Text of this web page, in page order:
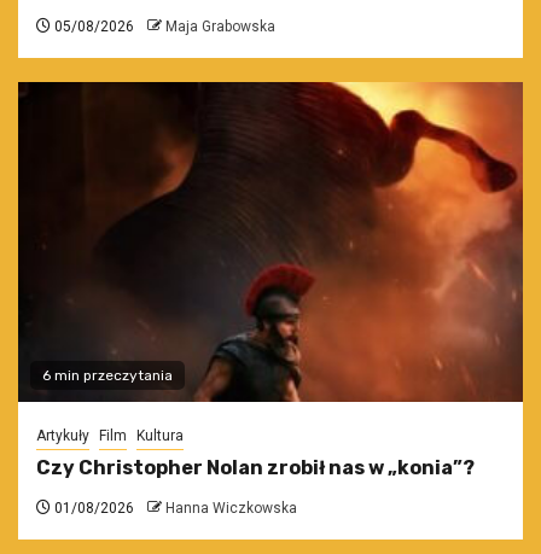
05/08/2026 Maja Grabowska
6 min przeczytania
Artykuły Film Kultura
Czy Christopher Nolan zrobił nas w „konia”?
01/08/2026 Hanna Wiczkowska